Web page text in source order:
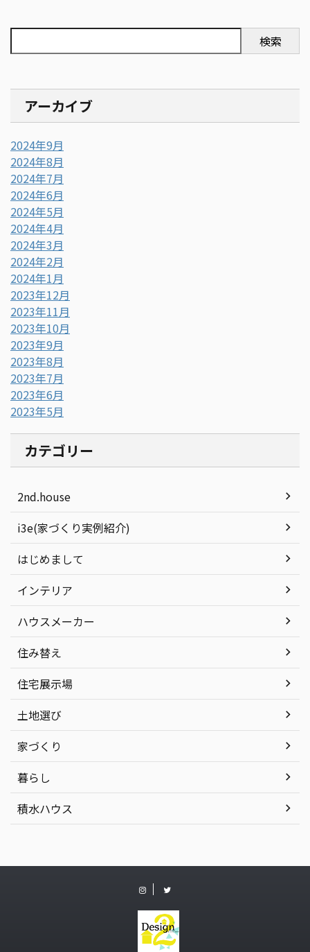
検索
アーカイブ
2024年9月
2024年8月
2024年7月
2024年6月
2024年5月
2024年4月
2024年3月
2024年2月
2024年1月
2023年12月
2023年11月
2023年10月
2023年9月
2023年8月
2023年7月
2023年6月
2023年5月
カテゴリー
2nd.house
i3e(家づくり実例紹介)
はじめまして
インテリア
ハウスメーカー
住み替え
住宅展示場
土地選び
家づくり
暮らし
積水ハウス